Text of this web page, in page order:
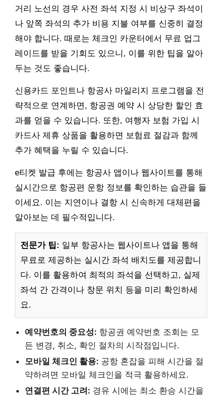
거리 노선의 경우 사전 좌석 지정 시 비상구 좌석이
나 앞쪽 좌석의 추가 비용 지불 여부를 신중히 결정
해야 합니다. 때로는 체크인 카운터에서 무료 업그
레이드를 받을 기회도 있으니, 이를 위한 팁을 알아
두는 것도 좋습니다.
신용카드 포인트나 항공사 마일리지 프로그램을 전
략적으로 연계하면, 항공권 예약 시 상당한 할인 효
과를 얻을 수 있습니다. 또한, 여행자 보험 가입 시
카드사 제휴 상품을 활용하면 보험료 절감과 함께
추가 혜택을 누릴 수 있습니다.
e티켓 발급 후에는 항공사 앱이나 웹사이트를 통해
실시간으로 항공편 운항 정보를 확인하는 습관을 들
이세요. 이는 지연이나 결항 시 신속하게 대체편을
알아보는 데 필수적입니다.
전문가 팁: 일부 항공사는 웹사이트나 앱을 통해
무료로 제공하는 실시간 좌석 배치도를 제공합니
다. 이를 활용하여 최적의 좌석을 선택하고, 실제
좌석 간 간격이나 창문 위치 등을 미리 확인하세
요.
예약번호의 중요성: 항공권 예약번호 조회는 모
든 변경, 취소, 확인 절차의 시작점입니다.
모바일 체크인 활용: 공항 혼잡을 피해 시간을 절
약하려면 모바일 체크인을 적극 활용하세요.
연결편 시간 고려: 경유 시에는 최소 환승 시간을